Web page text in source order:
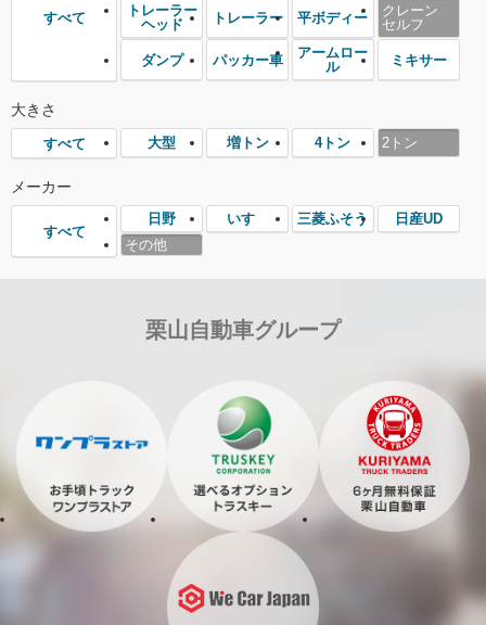
すべて
トレーラー
ヘッド
トレーラー 平ボディー
クレーン
セルフ
ダンプ パッカー車
アームロー
ル
ミキサー
大きさ
すべて 大型 増トン 4トン 2トン
メーカー
すべて
日野 いすゞ 三菱ふそう
日産UD
その他
栗山自動車グループ